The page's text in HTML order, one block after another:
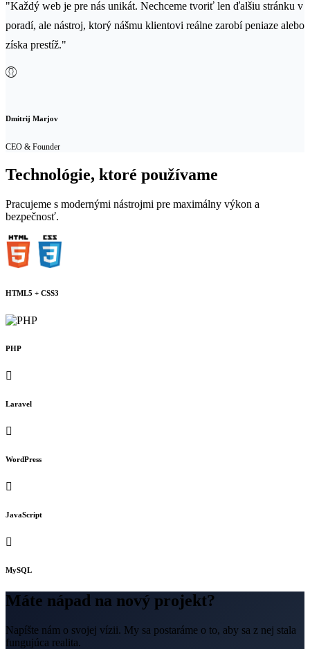
"Každý web je pre nás unikát. Nechceme tvoriť len ďalšiu stránku v
poradí, ale nástroj, ktorý nášmu klientovi reálne zarobí peniaze alebo
získa prestíž."
Dmitrij Marjov
CEO & Founder
Technológie, ktoré používame
Pracujeme s modernými nástrojmi pre maximálny výkon a
bezpečnosť.
HTML5 + CSS3
PHP
Laravel
WordPress
JavaScript
MySQL
Máte nápad na nový projekt?
Napíšte nám o svojej vízii. My sa postaráme o to, aby sa z nej stala
fungujúca realita.